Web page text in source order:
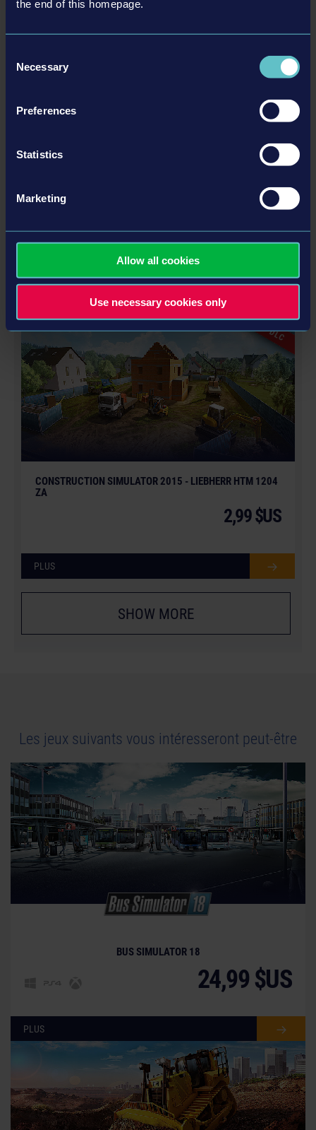
the end of this homepage.
Selection
Necessary
Preferences
Statistics
Marketing
Allow all cookies
Use necessary cookies only
DLC
CONSTRUCTION SIMULATOR 2015 - DELUXE EDITION
4,99 $US
DLC
CONSTRUCTION SIMULATOR 2015 - LIEBHERR HTM 1204
ZA
2,99 $US
PLUS
SHOW MORE
Les jeux suivants vous intéresseront peut-être
BUS SIMULATOR 18
24,99 $US
PLUS